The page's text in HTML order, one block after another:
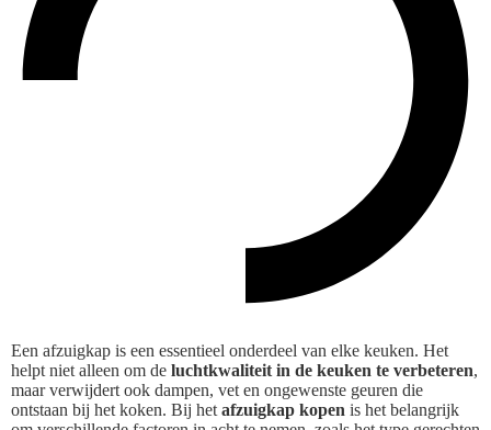
Een afzuigkap is een essentieel onderdeel van elke keuken. Het
helpt niet alleen om de luchtkwaliteit in de keuken te verbeteren,
maar verwijdert ook dampen, vet en ongewenste geuren die
ontstaan bij het koken. Bij het afzuigkap kopen is het belangrijk